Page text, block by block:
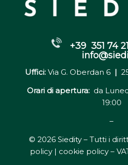
+39 351 74
Uffici: Via G. Oberdan 6 |
Orari di apertura: da
19:00
–
© 2026 Siedity – Tutti i
policy | cookie policy –